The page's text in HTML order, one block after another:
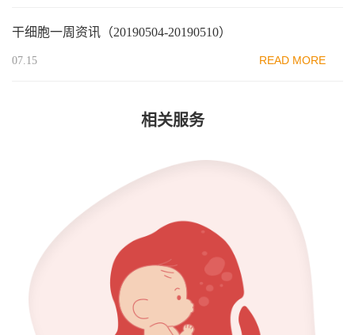
干细胞一周资讯（20190504-20190510）
07.15 READ MORE
相关服务